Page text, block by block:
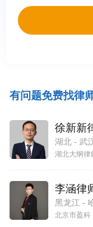
有问题免费找律
徐新新
湖北 - 武
湖北大纲律
李涵律
黑龙江 -
北京市盈科